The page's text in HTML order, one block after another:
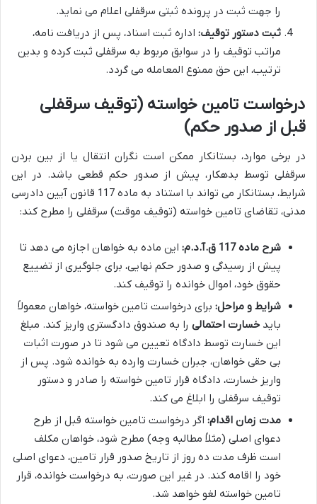
را جهت ثبت در پرونده ثبتی سرقفلی اعلام می نماید.
ثبت دستور توقیف: اداره ثبت اسناد، پس از دریافت نامه،
مراتب توقیف را در سوابق مربوط به سرقفلی ثبت کرده و بدین
ترتیب، این حق ممنوع المعامله می گردد.
درخواست تامین خواسته (توقیف سرقفلی
قبل از صدور حکم)
در برخی موارد، بستانکار ممکن است نگران انتقال یا از بین بردن
سرقفلی توسط بدهکار، پیش از صدور حکم قطعی باشد. در این
شرایط، بستانکار می تواند با استناد به ماده 117 قانون آیین دادرسی
مدنی، تقاضای تامین خواسته (توقیف موقت) سرقفلی را مطرح کند:
شرح ماده 117 ق.آ.د.م:
این ماده به خواهان اجازه می دهد تا
پیش از رسیدگی و صدور حکم نهایی، برای جلوگیری از تضییع
حقوق خود، اموال خوانده را توقیف کند.
شرایط و مراحل: برای درخواست تامین خواسته، خواهان معمولاً
باید خسارت احتمالی را به صندوق دادگستری واریز کند. مبلغ
این خسارت توسط دادگاه تعیین می شود تا در صورت اثبات
بی حقی خواهان، جبران خسارت وارده به خوانده شود. پس از
واریز خسارت، دادگاه قرار تامین خواسته را صادر و دستور
توقیف سرقفلی را ابلاغ می کند.
مدت زمان اقدام: اگر درخواست تامین خواسته قبل از طرح
دعوای اصلی (مثلاً مطالبه وجه) مطرح شود، خواهان مکلف
است ظرف مدت ده روز از تاریخ صدور قرار تامین، دعوای اصلی
خود را اقامه کند. در غیر این صورت، به درخواست خوانده، قرار
تامین خواسته لغو خواهد شد.